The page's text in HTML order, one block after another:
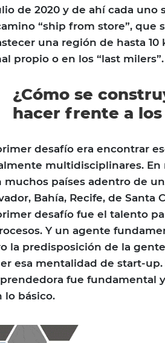
de 2020 y de ahí cada
“ship from store”, que
una región de hasta
propio o en los “last milers”.
¿Cómo se
hacer frente a
desafío era encontrar
multidisciplinares. En
muchos países adentro de
Bahía, Recife, de Santa
desafío fue el talento
Y un agente
la predisposición de la
esa mentalidad de start-
fue fundamental
lo básico.